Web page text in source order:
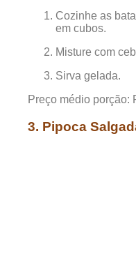
Cozinhe as
em cubos.
Misture com
Sirva gelada.
Preço médio porção:
3. Pipoca